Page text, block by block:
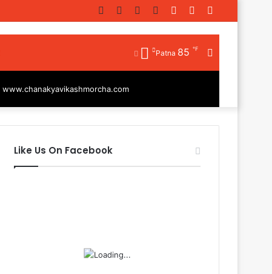
Random
Log
Instagram
YouTube
Twitter
Facebook
Patna 85 ℉
www.chanakyavikashmorcha.com
Like Us On Facebook